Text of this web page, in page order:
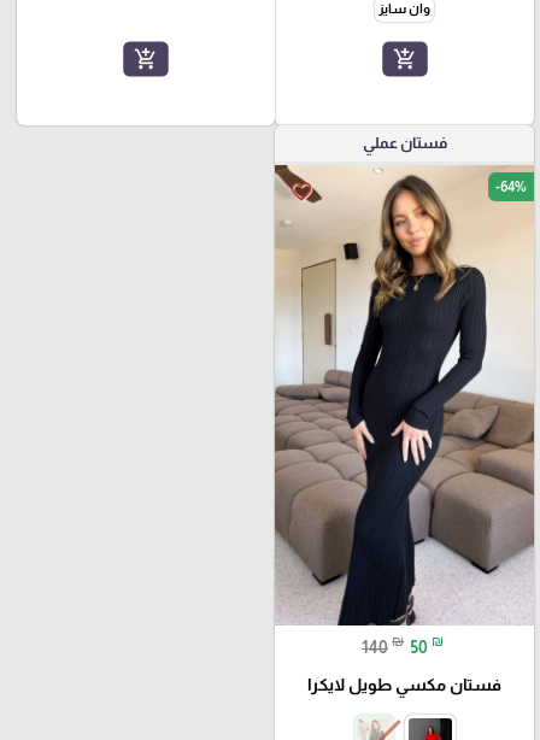
وان سايز
add_shopping_cart
add_shopping_cart
فستان عملي
favorite_border -64%
140 ₪ 50 ₪
فستان مكسي طويل لايكرا